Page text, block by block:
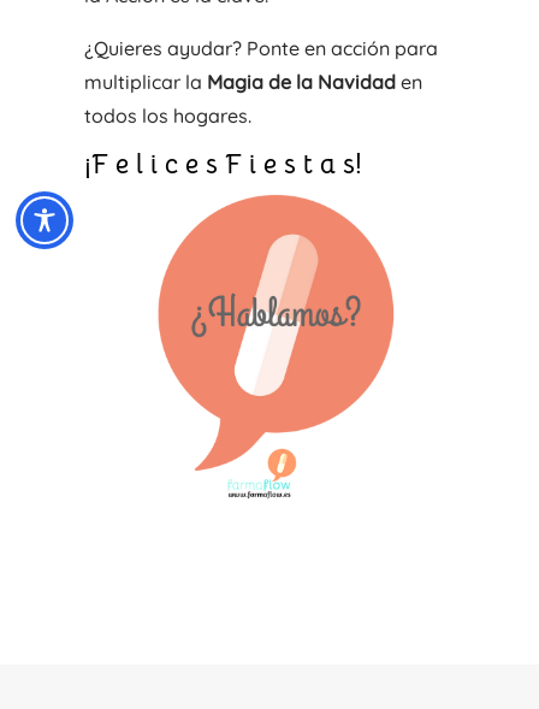
¿Quieres ayudar? Ponte en acción para
multiplicar la Magia de la Navidaden
todos los hogares.
¡F e l i c e s F i e s t a s!